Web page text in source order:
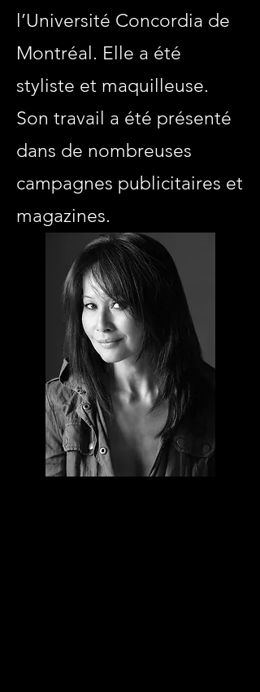
l’Université Concordia de
Montréal. Elle a été
styliste et maquilleuse.
Son travail a été présenté
dans de nombreuses
campagnes publicitaires et
magazines.